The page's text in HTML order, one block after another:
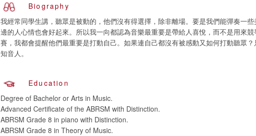
Biography
我經常同學生講，聽眾是被動的，他們沒有得選擇，除非離場。要是我們能彈奏一
邊的人心情也會好起來。所以我一向都認為音樂最重要是帶給人喜悅，而不是用來
賽，我都會提醒他們最重要是打動自己。如果連自己都沒有被感動又如何打動聽眾
知音人。
Education
Degree of Bachelor or Arts in Music.
Advanced Certificate of the ABRSM with Distinction.
ABRSM Grade 8 in piano with Distinction.
ABRSM Grade 8 in Theory of Music.